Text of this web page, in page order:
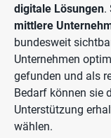
digitale Lösungen.
mittlere
bundesweit
Unternehmen
gefunden und als
Bedarf können sie
Unterstützung
wählen.